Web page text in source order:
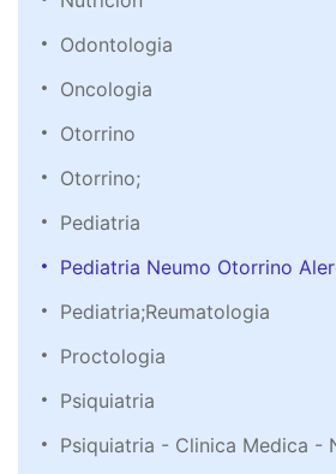
Odontologia
Oncologia
Otorrino
Otorrino;
Pediatria
Pediatria Neumo Otorrino
Pediatria;Reumatologia
Proctologia
Psiquiatria
Psiquiatria - Clinica Medica -